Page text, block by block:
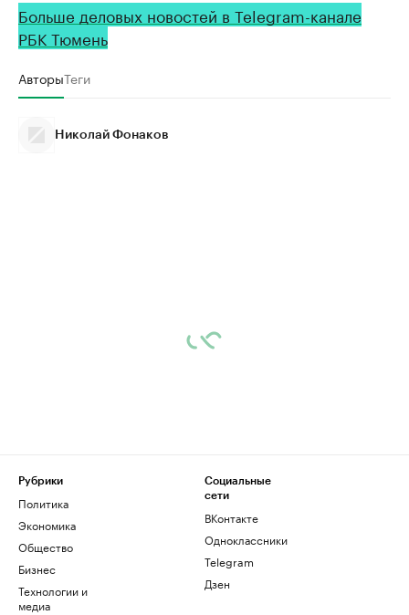
Больше деловых новостей в Telegram-канале
РБК Тюмень
АвторыТеги
Николай Фонаков
Рубрики
Политика
Экономика
Общество
Бизнес
Технологии и
медиа
Социальные
сети
ВКонтакте
Одноклассники
Telegram
Дзен